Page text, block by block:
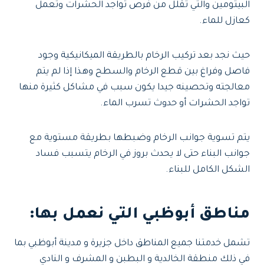
البيتومين والتي تقلل من فرص تواجد الحشرات وتعمل
كعازل للماء.
حيث نجد بعد تركيب الرخام بالطريقة الميكانيكية وجود
فاصل وفراغ بين قطع الرخام والسطح وهذا إذا لم يتم
معالجته وتحصينه جيدا يكون سبب في مشاكل كثيرة منها
تواجد الحشرات أو حدوث تسرب الماء.
يتم تسوية جوانب الرخام وضبطها بطريقة مستوية مع
جوانب البناء حتى لا يحدث بروز في الرخام يتسبب فساد
الشكل الكامل للبناء.
مناطق أبوظبي التي نعمل بها:
تشمل خدمتنا جميع المناطق داخل جزيرة و مدينة أبوظبي بما
في ذلك منطقة الخالدية و البطبن و المشرف و النادي